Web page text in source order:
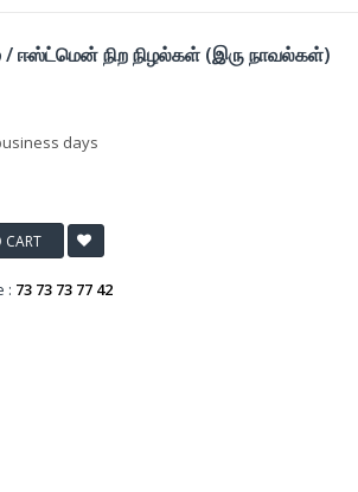
/ ஈஸ்ட்மென் நிற நிழல்கள் (இரு நாவல்கள்)
days
CART
: 73 73 73 77 42